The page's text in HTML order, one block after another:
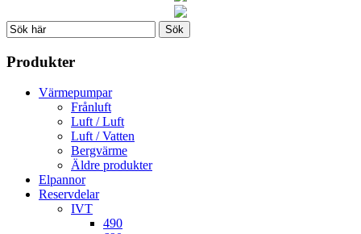
Produkter
Värmepumpar
Frånluft
Luft / Luft
Luft / Vatten
Bergvärme
Äldre produkter
Elpannor
Reservdelar
IVT
490